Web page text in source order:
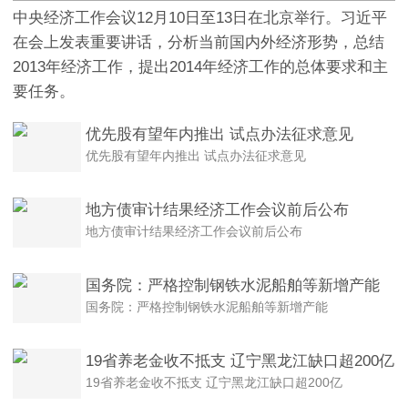
中央经济工作会议12月10日至13日在北京举行。习近平
在会上发表重要讲话，分析当前国内外经济形势，总结
2013年经济工作，提出2014年经济工作的总体要求和主
要任务。
优先股有望年内推出 试点办法征求意见
优先股有望年内推出 试点办法征求意见
地方债审计结果经济工作会议前后公布
地方债审计结果经济工作会议前后公布
国务院：严格控制钢铁水泥船舶等新增产能
国务院：严格控制钢铁水泥船舶等新增产能
19省养老金收不抵支 辽宁黑龙江缺口超200亿
19省养老金收不抵支 辽宁黑龙江缺口超200亿